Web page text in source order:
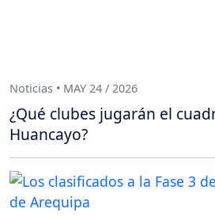
Noticias • MAY 24 / 2026
¿Qué clubes jugarán el
Huancayo?